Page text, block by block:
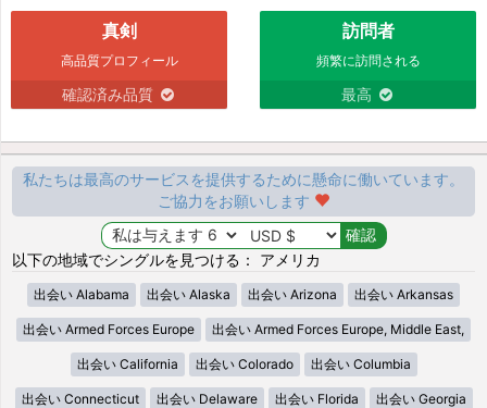
真剣
高品質プロフィール
確認済み品質
訪問者
頻繁に訪問される
最高
私たちは最高のサービスを提供するために懸命に働いています。
ご協力をお願いします
以下の地域でシングルを見つける： アメリカ
出会い Alabama 出会い Alaska 出会い Arizona 出会い Arkansas
出会い Armed Forces Europe 出会い Armed Forces Europe, Middle East,
出会い California 出会い Colorado 出会い Columbia
出会い Connecticut 出会い Delaware 出会い Florida 出会い Georgia